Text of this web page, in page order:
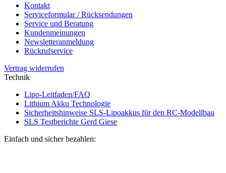
Kontakt
Serviceformular / Rücksendungen
Service und Beratung
Kundenmeinungen
Newsletteranmeldung
Rückrufservice
Vertrag widerrufen
Technik
Lipo-Leitfaden/FAQ
Lithium Akku Technologie
Sicherheitshinweise SLS-Lipoakkus für den RC-Modellbau
SLS Testberichte Gerd Giese
Einfach und sicher bezahlen: